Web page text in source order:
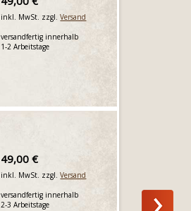
inkl. MwSt. zzgl.Versand
versandfertig innerhalb
1-2 Arbeitstage
49,00 €
inkl. MwSt. zzgl.Versand
versandfertig innerhalb
2-3 Arbeitstage